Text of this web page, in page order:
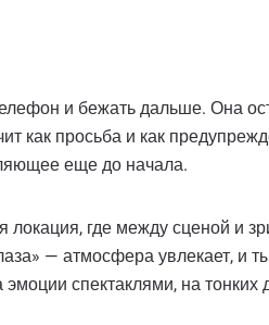
и бежать дальше. Она
как просьба и как
еще до начала.
где между сценой и
— атмосфера увлекает, и
спектаклями, на тонких